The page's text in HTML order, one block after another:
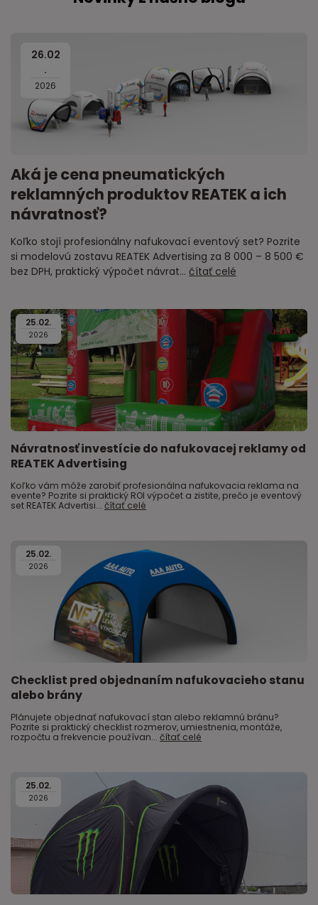
26.02
.
2026
Aká je cena pneumatických
reklamných produktov REATEK a ich
návratnosť?
Koľko stojí profesionálny nafukovací eventový set? Pozrite
si modelovú zostavu REATEK Advertising za 8 000 – 8 500 €
bez DPH, praktický výpočet návrat... čítať celé
25.02.
2026
Návratnosť investície do nafukovacej reklamy od
REATEK Advertising
Koľko vám môže zarobiť profesionálna nafukovacia reklama na
evente? Pozrite si praktický ROI výpočet a zistite, prečo je eventový
set REATEK Advertisi... čítať celé
25.02.
2026
Checklist pred objednaním nafukovacieho stanu
alebo brány
Plánujete objednať nafukovací stan alebo reklamnú bránu?
Pozrite si praktický checklist rozmerov, umiestnenia, montáže,
rozpočtu a frekvencie používan... čítať celé
25.02.
2026